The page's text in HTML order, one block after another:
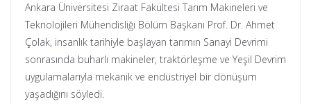
Ankara Üniversitesi Ziraat Fakültesi Tarım Makineleri ve
Teknolojileri Mühendisliği Bölüm Başkanı Prof. Dr. Ahmet
Çolak, insanlık tarihiyle başlayan tarımın Sanayi Devrimi
sonrasında buharlı makineler, traktörleşme ve Yeşil Devrim
uygulamalarıyla mekanik ve endüstriyel bir dönüşüm
yaşadığını söyledi.